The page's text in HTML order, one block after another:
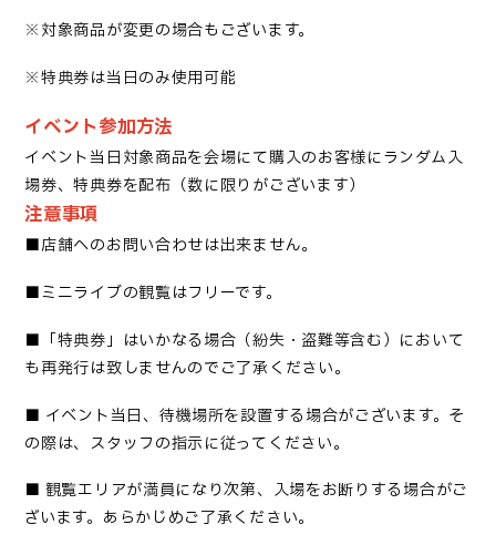
※対象商品が変更の場合もございます。
※特典券は当日のみ使用可能
イベント参加方法
イベント当日対象商品を会場にて購入のお客様にランダム入
場券、特典券を配布（数に限りがございます）
注意事項
■店舗へのお問い合わせは出来ません。
■ミニライブの観覧はフリーです。
■「特典券」はいかなる場合（紛失・盗難等含む）において
も再発行は致しませんのでご了承ください。
■ イベント当日、待機場所を設置する場合がございます。そ
の際は、スタッフの指示に従ってください。
■ 観覧エリアが満員になり次第、入場をお断りする場合がご
ざいます。あらかじめご了承ください。